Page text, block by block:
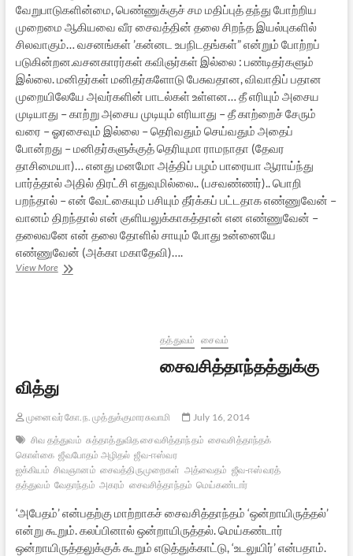
வேறுபாடுகளின்மை, பெண்ணுக்குச் சம மதிப்புத் தந்து போற்றிய
முறைமை ஆகியவை வீர சைவத்தின் தலை சிறந்த இயல்புகளில்
சிலவாகும்… வசனங்கள் ’கன்னட உபநிடதங்கள்” என்றும் போற்றப்
படுகின்றன.வசனகாரர்கள் கவிஞர்கள் இல்லை : பண்டிதர்களும்
இல்லை. மனிதர்கள் மனிதர்களோடு பேசுவதான, விவாதிப் பதான
முறையிலேயே அவர்களின் பாடல்கள் உள்ளன… தீ எரியும் அசைய
முடியாது – காற்று அசைய முடியும் எரியாது – தீ காற்றைச் சேரும்
வரை – ஓரசைவும் இல்லை – தெரிவதும் செய்வதும் அதைப்
போன்றது – மனிதர்களுக்குத் தெரியுமா ராமநாதா (தேவர
தாசிமையா)… எனது மனமோ அத்திப் பழம் பாரையா ஆராய்ந்து
பார்த்தால் அதில் திரட்சி எதுவுமில்லை.. (பசவண்ணர்).. பொறி
பறந்தால் – என் வேட்கையும் பசியும் தீர்க்கப் பட்டதாக எண்ணுவேன் –
வானம் திறந்தால் என் குளியலுக்காகத்தான் என எண்ணுவேன் –
தலைவனே என் தலை தோளில் சாயும் போது உன்னையே
எண்ணுவேன் (அக்கா மகாதேவி)….
View Moreசிவனைப்
தத்துவம் சைவம்
சைவசித்தாந்தத்துக்கு
வித்து
முனைவர் கோ.ந. முத்துக்குமாரசுவாமி
July 16, 2014
சிவ தத்துவம் சுத்தாத்துவித சைவசித்தாந்தம் சைவசித்தாந்தக்
கொள்கை ஜீவபோதம் அழிதல் ஜீவ-ஈஸ்வர
ஐக்கியம் சிவஞானம் சைவத்திருமுறைகள் அத்வைதம் ஜீவ-ஈஸ்வரத்
தத்துவம் வேதாந்தம் அகரம் சைவசித்தாந்தம் மெய்கண்டார்
‘அபேதம்’ என்பதற்கு மாற்றாகச் சைவசித்தாந்தம் ‘ஒன்றாயிருத்தல்’
என்று கூறும். கலப்பினால் ஒன்றாயிருத்தல். மெய்கண்டார்
ஒன்றாயிருத்தலுக்குக் கூறும் எடுத்துக்காட்டு, ‘உடலுயிர்’ என்பதாம்.